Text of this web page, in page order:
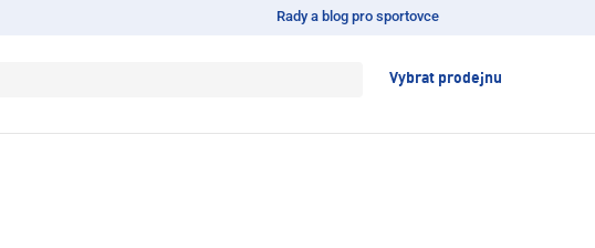
Rady a blog pro sportovce
Vybrat prodejnu